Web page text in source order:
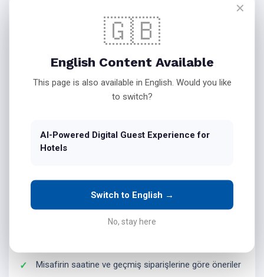
Uygulama indirmeden, kayıt olmadan, sadece link + OTP ile
başlar.
🛎️ AI Destekli Dijital Resepsiyon
Yapay zekâ destekli sık sorulan sorular
Geç çıkış, erken giriş taleplerinin otomatik alınması
Misafirin saatine ve geçmiş siparişlerine göre öneriler
✕
🇬🇧
English Content Available
This page is also available in English. Would you like
to switch?
AI-Powered Digital Guest Experience for
Hotels
Switch to English →
No, stay here